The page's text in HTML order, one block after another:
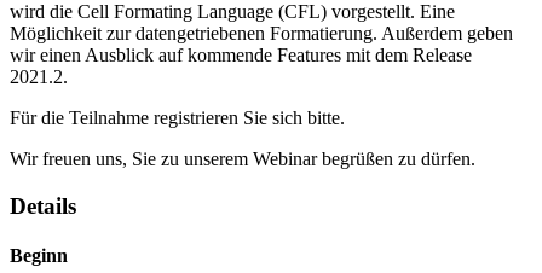
wird die Cell Formating Language (CFL) vorgestellt. Eine
Möglichkeit zur datengetriebenen Formatierung. Außerdem geben
wir einen Ausblick auf kommende Features mit dem Release
2021.2.
Für die Teilnahme registrieren Sie sich bitte.
Wir freuen uns, Sie zu unserem Webinar begrüßen zu dürfen.
Details
Beginn